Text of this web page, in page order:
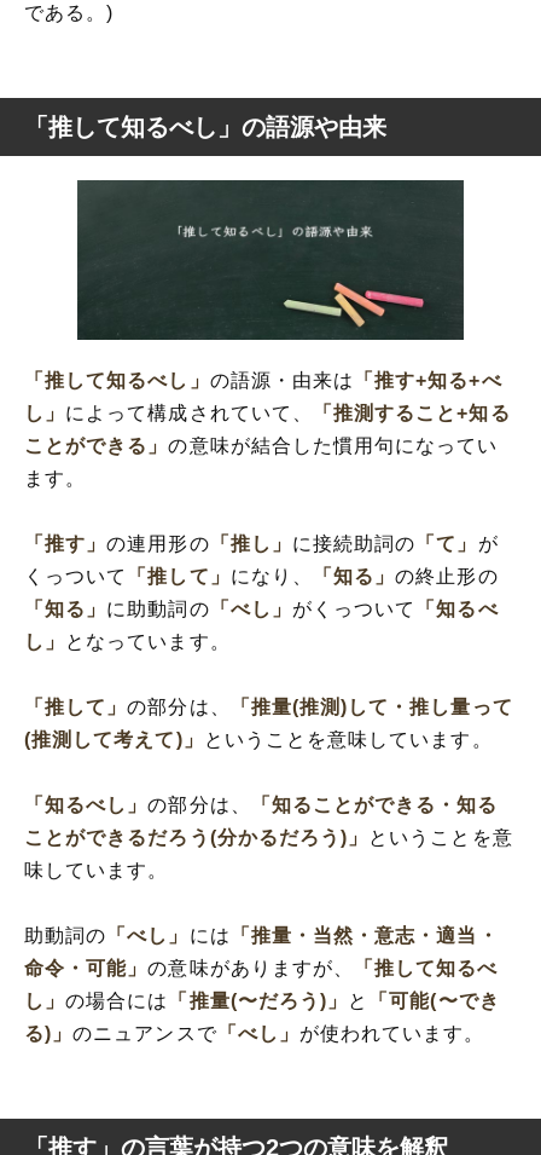
である。)
「推して知るべし」の語源や由来
「推して知るべし」 の語源・由来は
「推す+知る+べ
し」 によって構成されていて、
「推測すること+知る
ことができる」の意味が結合した慣用句になってい
ます。
「推す」の連用形の 「推し」 に接続助詞の 「て」 が
くっついて
「推して」 になり、 「知る」の終止形の
「知る」 に助動詞の 「べし」 がくっついて
「知るべ
し」
となっています。
「推して」の部分は、
「推量(推測)して・推し量って
(推測して考えて)」
ということを意味しています。
「知るべし」の部分は、
「知ることができる・知る
ことができるだろう(分かるだろう)」
ということを意
味しています。
助動詞の 「べし」 には
「推量・当然・意志・適当・
命令・可能」の意味がありますが、
「推して知るべ
し」の場合には 「推量(〜だろう)」 と
「可能(〜でき
る)」のニュアンスで「べし」 が使われています。
「推す」の言葉が持つ2つの意味を解釈